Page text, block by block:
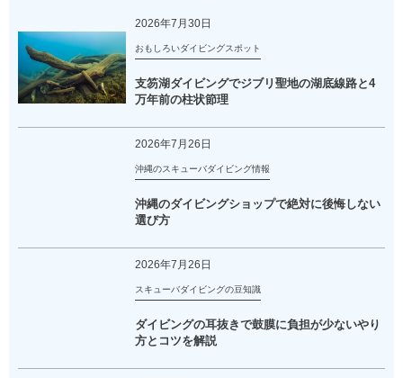
2026年7月30日
おもしろいダイビングスポット
支笏湖ダイビングでジブリ聖地の湖底線路と4
万年前の柱状節理
2026年7月26日
沖縄のスキューバダイビング情報
沖縄のダイビングショップで絶対に後悔しない
選び方
2026年7月26日
スキューバダイビングの豆知識
ダイビングの耳抜きで鼓膜に負担が少ないやり
方とコツを解説